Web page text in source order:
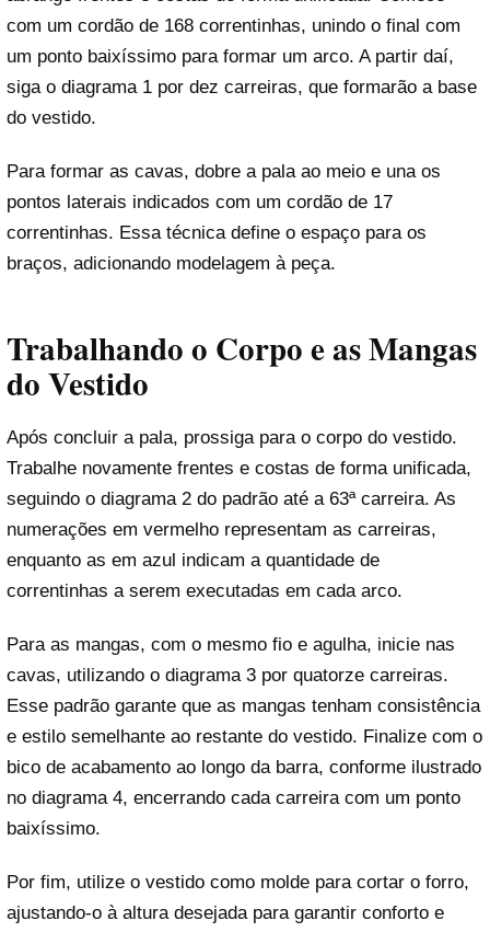
com um cordão de 168 correntinhas, unindo o final com
um ponto baixíssimo para formar um arco. A partir daí,
siga o diagrama 1 por dez carreiras, que formarão a base
do vestido.
Para formar as cavas, dobre a pala ao meio e una os
pontos laterais indicados com um cordão de 17
correntinhas. Essa técnica define o espaço para os
braços, adicionando modelagem à peça.
Trabalhando o Corpo e as Mangas
do Vestido
Após concluir a pala, prossiga para o corpo do vestido.
Trabalhe novamente frentes e costas de forma unificada,
seguindo o diagrama 2 do padrão até a 63ª carreira. As
numerações em vermelho representam as carreiras,
enquanto as em azul indicam a quantidade de
correntinhas a serem executadas em cada arco.
Para as mangas, com o mesmo fio e agulha, inicie nas
cavas, utilizando o diagrama 3 por quatorze carreiras.
Esse padrão garante que as mangas tenham consistência
e estilo semelhante ao restante do vestido. Finalize com o
bico de acabamento ao longo da barra, conforme ilustrado
no diagrama 4, encerrando cada carreira com um ponto
baixíssimo.
Por fim, utilize o vestido como molde para cortar o forro,
ajustando-o à altura desejada para garantir conforto e